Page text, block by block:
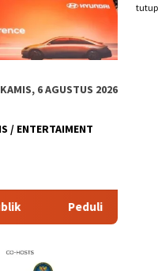
tutup
KAMIS, 6 AGUSTUS 2026
/ ENTERTAIMENT
Air Bersih, Babinsa